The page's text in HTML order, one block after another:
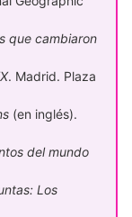
que cambiaron
. Madrid. Plaza
(en inglés).
del mundo
Los